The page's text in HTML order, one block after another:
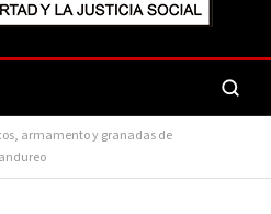
armamento y granadas de